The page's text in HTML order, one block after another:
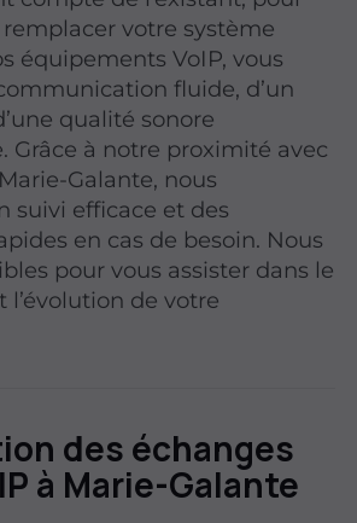
votre système
équipements VoIP, vous
fluide, d’un
qualité sonore
Grâce à notre proximité avec
Galante, nous
suivi efficace et des
en cas de besoin. Nous
pour vous assister dans le
l’évolution de votre
des échanges
à Marie-Galante